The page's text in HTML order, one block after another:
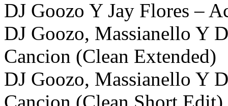
DJ Goozo Y Jay Flores –
DJ Goozo, Massianello Y
Cancion (Clean Extended)
DJ Goozo, Massianello Y
Cancion (Clean Short Edit)